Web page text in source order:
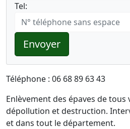
Tel:
Envoyer
Téléphone : 06 68 89 63 43
Enlèvement des épaves de tous
dépollution et destruction.
et dans tout le département.